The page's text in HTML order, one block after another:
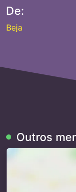
De:
Beja
Outros